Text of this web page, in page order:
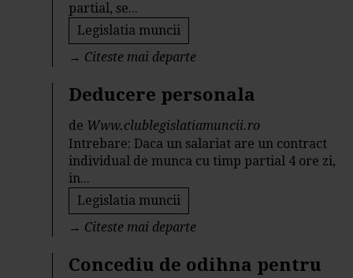
partial, se...
Legislatia muncii
→ Citeste mai departe
Deducere personala
de Www.clublegislatiamuncii.ro
Intrebare: Daca un salariat are un contract
individual de munca cu timp partial 4 ore zi,
in...
Legislatia muncii
→ Citeste mai departe
Concediu de odihna pentru